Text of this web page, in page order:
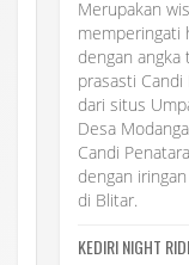
Merupakan
memperingati
dengan
prasasti Candi
dari situs
Desa
Candi
dengan
di Blitar.
KEDIRI NIGHT